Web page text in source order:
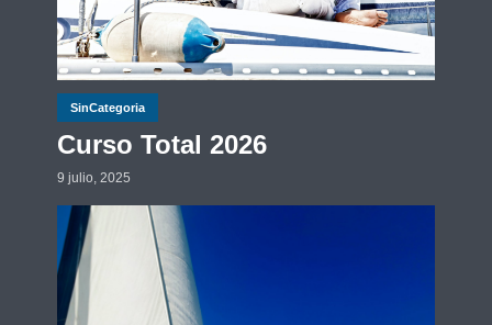
SinCategoria
Curso Total 2026
9 julio, 2025